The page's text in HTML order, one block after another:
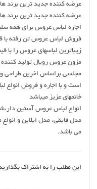
عرضه کننده جدید ترین برند
عرضه كننده جديد ترين برند
اجاره لباس عروس برای همه
فروش لباس عروس تن رفته با
زیباترین لباسهای عروس را با
مزون عروس رویال تولید کننده
مجلسی براساس اخرین طراحی و
است و با اجاره و فروش
خانمهای عزیز میباشد
انواع لباس عروس آستین
مدل قایقی، مدل ایلاین و
می باشد.
این مطلب را به اشتراک